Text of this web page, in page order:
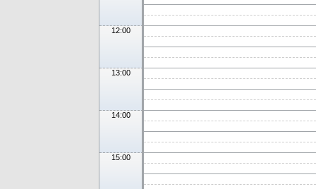
12:00
13:00
14:00
15:00